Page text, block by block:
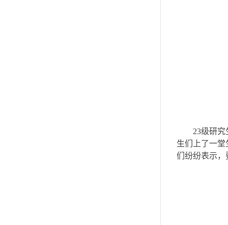
23级研
生们上了一
们纷纷表示